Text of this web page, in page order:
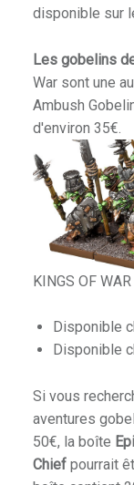
disponible sur
Les gobelins
War sont une
Ambush
d'environ 35€.
KINGS OF
Disponible
Disponible
Si vous
aventures
50€, la boîte
Chiefpourrait